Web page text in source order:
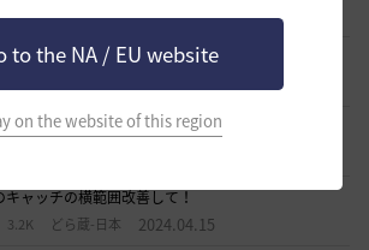
to the NA / EU website
on the website of this region
3.2K エンカ-日本 2024.06.17
ンプと空中攻撃スキルの設置案
2024.05.22
ティー減少のペット効果
キャッチの横範囲改善して！
3.2K どら蔵-日本 2024.04.15